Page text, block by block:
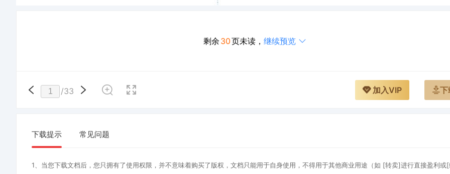
剩余 30页未读， 继续预览
/33 下
加入VIP
下载提示 常见问题
1、当您下载文档后，您只拥有了使用权限，并不意味着购买了版权，文档只能用于自身使用，不得用于其他商业用途（如 [转卖]进行直接盈利或